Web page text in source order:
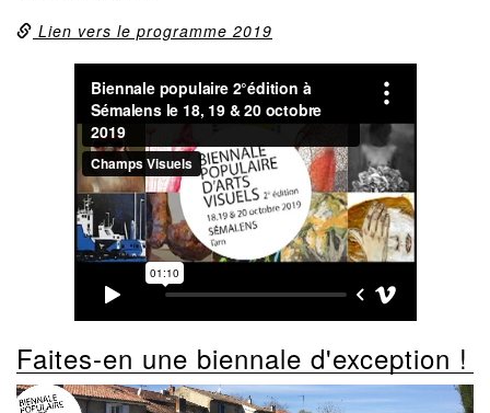
Lien vers le programme 2019
Faites-en une biennale d'exception !